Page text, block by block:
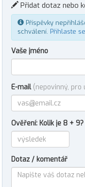
Přidat dotaz nebo
Příspěvky
schválení. Přihlaste se
Vaše jméno
E-mail (nepovinný, pro
Ověření: Kolik je 8 + 9?
Dotaz / komentář